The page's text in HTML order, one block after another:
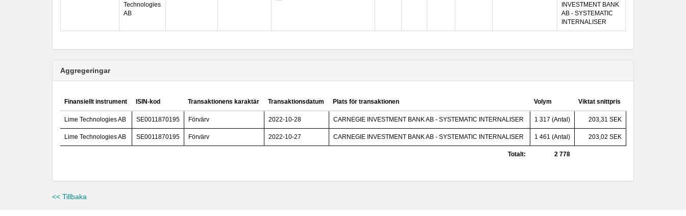
Technologies
AB
INVESTMENT BANK
AB - SYSTEMATIC
INTERNALISER
Aggregeringar
Finansiellt instrument ISIN-kod Transaktionens karaktär Transaktionsdatum Plats för transaktionen Volym Viktat snittpris
Lime Technologies AB SE0011870195 Förvärv 2022-10-28 CARNEGIE INVESTMENT BANK AB - SYSTEMATIC INTERNALISER 1 317 (Antal) 203,31 SEK
Lime Technologies AB SE0011870195 Förvärv 2022-10-27 CARNEGIE INVESTMENT BANK AB - SYSTEMATIC INTERNALISER 1 461 (Antal) 203,02 SEK
Totalt: 2 778
<< Tillbaka